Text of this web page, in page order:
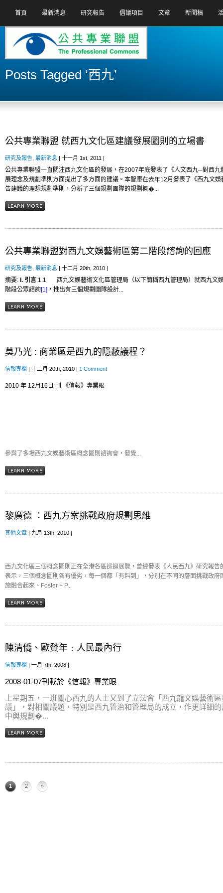
首頁 最新消息 研究報告 倡議項目 文章 新聞稿
Posts Tagged ‘西九’
公共專業聯盟 就西九文化區建議發展圖則的立場書
研究及報告 最新消息 | 十一月 1st, 2011 |
公共專業聯盟一直關注西九文化區的發展，在2007年底發表了《人文西九─對西
展理念及規劃準則方面提出了多方面的建議。本智庫在去年12月發表了《西九文
告建議的理想規劃準則，分析了三個規劃團隊的規劃概�...
公共專業聯盟對西九文娛藝術區第二階段諮詢的回應
研究及報告 最新消息 | 十二月 20th, 2010 |
摘要: I. 引言 1.1 ​西九文娛藝術文化區管理局（以下簡稱西九管理局）就西九文
階段公眾諮詢[1] ，推出有三個規劃團隊設計...
莫乃光 : 商業區是西九的隱蔽議程？
信報專欄 | 十二月 20th, 2010 | 1 Comment
2010 年 12月16日 刊 《信報》專業眼
參與了多場西九文娛藝術區概念圖則諮詢會，發覺...
黎廣德 ：西九方案挑戰政府規劃思維
其他文章 | 九月 13th, 2010 |
西九文化區三個概念圖則正在全港各區巡迴展覽，曾經發表《人民西九》研究報
表示，三個概念圖則各有優劣，每一個都「有料到」，分別在不同的層面挑戰政
施融合起來、Foster + P...
陳清僑、歐贊年﹕人民最內行
信報專欄 | 一月 7th, 2008 |
2008-01-07刊載於《信報》專業眼
上星期五，一班關心西九的人士又到了立法會「西九龍文娛藝術
議」，對相關議題，特別是西九管治和管理局的成立，作更詳細
中與規劃�...
1 2 »